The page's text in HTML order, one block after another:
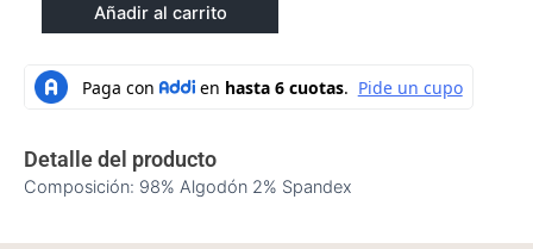
Añadir al carrito
Detalle del producto
Composición: 98% Algodón 2% Spandex